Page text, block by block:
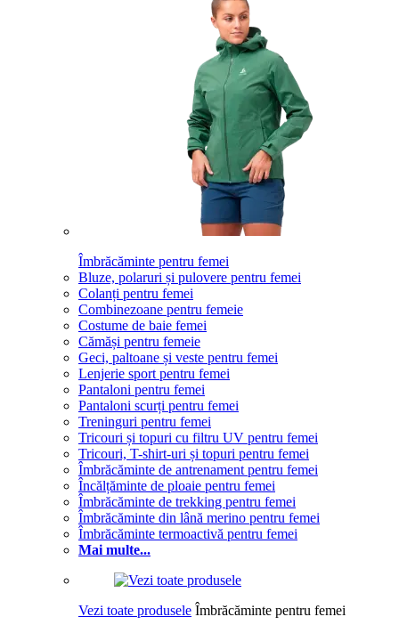
Îmbrăcăminte pentru femei
Bluze, polaruri și pulovere pentru femei
Colanți pentru femei
Combinezoane pentru femeie
Costume de baie femei
Cămăși pentru femeie
Geci, paltoane și veste pentru femei
Lenjerie sport pentru femei
Pantaloni pentru femei
Pantaloni scurți pentru femei
Treninguri pentru femei
Tricouri și topuri cu filtru UV pentru femei
Tricouri, T-shirt-uri și topuri pentru femei
Îmbrăcăminte de antrenament pentru femei
Încălțăminte de ploaie pentru femei
Îmbrăcăminte de trekking pentru femei
Îmbrăcăminte din lână merino pentru femei
Îmbrăcăminte termoactivă pentru femei
Mai multe...
Vezi toate produsele Îmbrăcăminte pentru femei